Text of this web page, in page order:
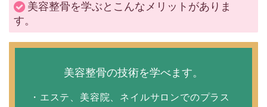
美容整骨を学ぶとこんなメリットがありま
す。
美容整骨の技術を学べます。
・エステ、美容院、ネイルサロンでのプラス